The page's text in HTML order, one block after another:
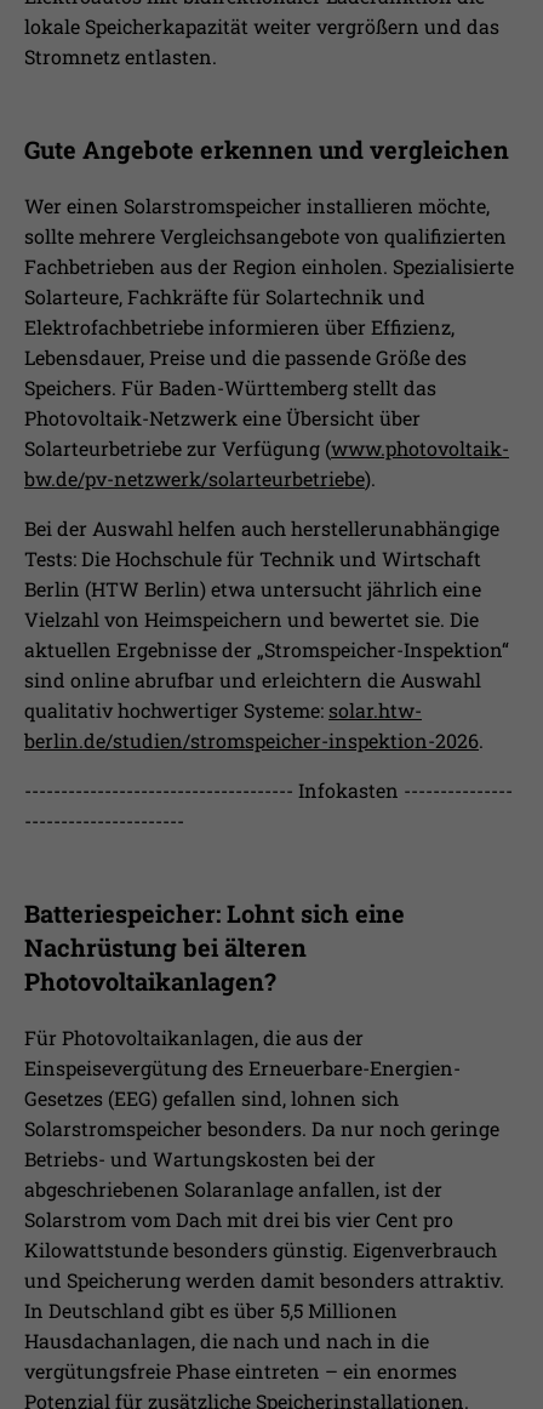
lokale Speicherkapazität weiter vergrößern und das
Stromnetz entlasten.
Gute Angebote erkennen und vergleichen
Wer einen Solarstromspeicher installieren möchte,
sollte mehrere Vergleichsangebote von qualifizierten
Fachbetrieben aus der Region einholen. Spezialisierte
Solarteure, Fachkräfte für Solartechnik und
Elektrofachbetriebe informieren über Effizienz,
Lebensdauer, Preise und die passende Größe des
Speichers. Für Baden-Württemberg stellt das
Photovoltaik-Netzwerk eine Übersicht über
Solarteurbetriebe zur Verfügung (www.photovoltaik-
bw.de/pv-netzwerk/solarteurbetriebe).
Bei der Auswahl helfen auch herstellerunabhängige
Tests: Die Hochschule für Technik und Wirtschaft
Berlin (HTW Berlin) etwa untersucht jährlich eine
Vielzahl von Heimspeichern und bewertet sie. Die
aktuellen Ergebnisse der „Stromspeicher-Inspektion“
sind online abrufbar und erleichtern die Auswahl
qualitativ hochwertiger Systeme: solar.htw-
berlin.de/studien/stromspeicher-inspektion-2026.
------------------------------------- Infokasten ---------------
----------------------
Batteriespeicher: Lohnt sich eine
Nachrüstung bei älteren
Photovoltaikanlagen?
Für Photovoltaikanlagen, die aus der
Einspeisevergütung des Erneuerbare-Energien-
Gesetzes (EEG) gefallen sind, lohnen sich
Solarstromspeicher besonders. Da nur noch geringe
Betriebs- und Wartungskosten bei der
abgeschriebenen Solaranlage anfallen, ist der
Solarstrom vom Dach mit drei bis vier Cent pro
Kilowattstunde besonders günstig. Eigenverbrauch
und Speicherung werden damit besonders attraktiv.
In Deutschland gibt es über 5,5 Millionen
Hausdachanlagen, die nach und nach in die
vergütungsfreie Phase eintreten – ein enormes
Potenzial für zusätzliche Speicherinstallationen.